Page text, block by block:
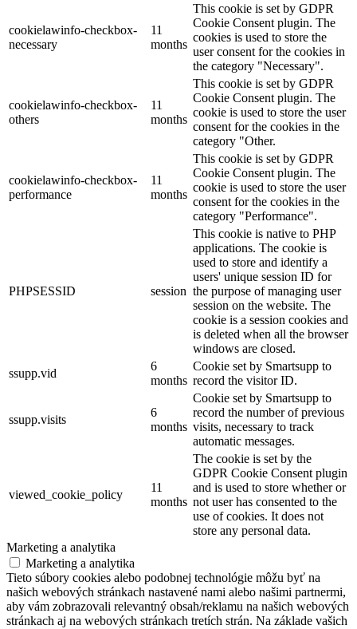
cookielawinfo-checkbox-
necessary
11
months
This cookie is set by GDPR
Cookie Consent plugin. The
cookies is used to store the
user consent for the cookies in
the category "Necessary".
cookielawinfo-checkbox-
others
11
months
This cookie is set by GDPR
Cookie Consent plugin. The
cookie is used to store the user
consent for the cookies in the
category "Other.
cookielawinfo-checkbox-
performance
11
months
This cookie is set by GDPR
Cookie Consent plugin. The
cookie is used to store the user
consent for the cookies in the
category "Performance".
PHPSESSID session
This cookie is native to PHP
applications. The cookie is
used to store and identify a
users' unique session ID for
the purpose of managing user
session on the website. The
cookie is a session cookies and
is deleted when all the browser
windows are closed.
ssupp.vid
6
months
Cookie set by Smartsupp to
record the visitor ID.
ssupp.visits
6
months
Cookie set by Smartsupp to
record the number of previous
visits, necessary to track
automatic messages.
viewed_cookie_policy
11
months
The cookie is set by the
GDPR Cookie Consent plugin
and is used to store whether or
not user has consented to the
use of cookies. It does not
store any personal data.
Marketing a analytika
Marketing a analytika
Tieto súbory cookies alebo podobnej technológie môžu byť na
našich webových stránkach nastavené nami alebo našimi partnermi,
aby vám zobrazovali relevantný obsah/reklamu na našich webových
stránkach aj na webových stránkach tretích strán. Na základe vašich